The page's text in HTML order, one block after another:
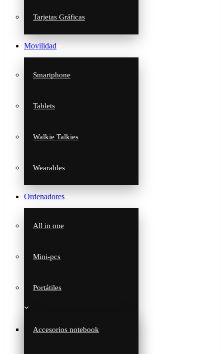
Tarjetas Gráficas
Movilidad
Smartphone
Tablets
Walkie Talkies
Wearables
Ordenadores
All in one
Mini-pcs
Portátiles
Accesorios notebook